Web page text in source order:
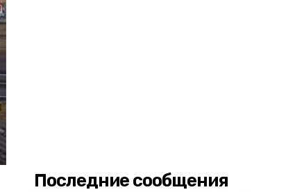
Последние сообщения